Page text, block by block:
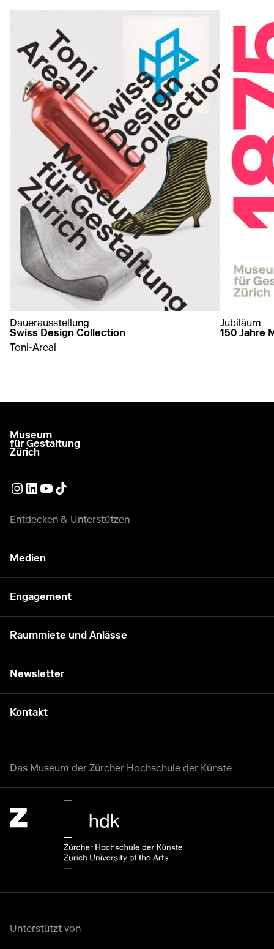
Dauerausstellung
Swiss Design Collection
Toni-Areal
Jubiläum
150 Jahre
zur Startseite gehen
Museum
für Gestaltung
Zürich
Externer Link
Externer Link
Externer Link
Externer Link
Entdecken & Unterstützen
Medien
Engagement
Raummiete und Anlässe
Newsletter
Kontakt
Das Museum der Zürcher Hochschule der Künste
Unterstützt von